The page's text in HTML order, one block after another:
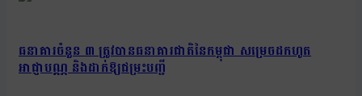
ធនាគារចំនួន ៣ ត្រូវបានធនាគារជាតិនៃកម្ពុជា សម្រេចដកហូត
អាជ្ញាបណ្ណ និងដាក់ឱ្យជម្រះបញ្ជី